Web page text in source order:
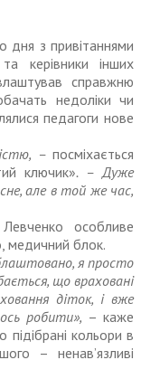
дня з привітаннями
керівники інших
справжню
недоліки чи
педагоги нове
– посміхається
ключик». – Дуже
але в той же час,
особливе
медичний блок.
я просто
що враховані
діток, і вже
робити», – каже
кольори в
– ненав’язливі